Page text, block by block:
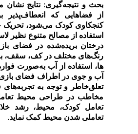
بحث و نتیجه‌گیری:
نتایج نشان
از فضاهایی که
کنجکاوی کودک می‌شود، تحریک
استفاده از مصالح متنوع نظیر
درختان بریده‌شده در فضای
رنگ‌های مختلف در کف، سقف،
ها، استفاده از آب به‌صورت
آب و جوی در اطراف فضای بازی
تعلق‌خاطر و توجه به
مخاطب در طراحی محیط
تعامل کودک، محیط، رشد
تعاملی شدن محیط کمک نماید.